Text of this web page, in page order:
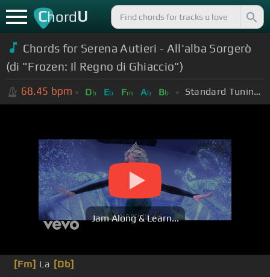
ChordU
Chords for Serena Autieri - All'alba Sorgerò
(di "Frozen: Il Regno di Ghiaccio")
68.45 bpm Db Eb Fm Ab Bb Standard Tuning (EADGBE)
Jam Along & Learn...
[Fm] La [Db]